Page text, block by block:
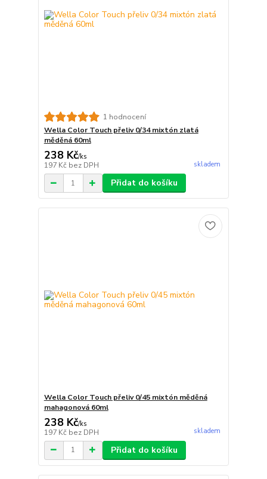
1 hodnocení
Wella Color Touch přeliv 0/34 mixtón zlatá
měděná 60ml
238 Kč/ks
197 Kč bez DPH skladem
Přidat do košíku
Wella Color Touch přeliv 0/45 mixtón měděná
mahagonová 60ml
238 Kč/ks
197 Kč bez DPH skladem
Přidat do košíku